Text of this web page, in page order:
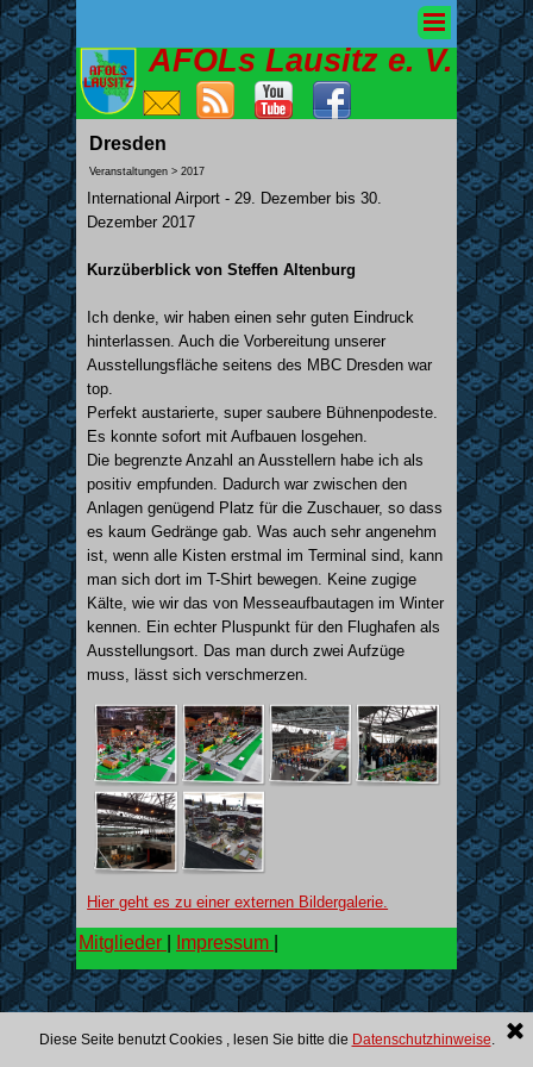
AFOLs Lausitz e. V.
Dresden
Veranstaltungen > 2017
International Airport -29. Dezember bis 30.
Dezember 2017
Kurzüberblick von Steffen Altenburg
Ich denke, wir haben einen sehr guten Eindruck
hinterlassen. Auch die Vorbereitung unserer
Ausstellungsfläche seitens des MBC Dresden war
top.
Perfekt austarierte, super saubere Bühnenpodeste.
Es konnte sofort mit Aufbauen losgehen.
Die begrenzte Anzahl an Ausstellern habe ich als
positiv empfunden. Dadurch war zwischen den
Anlagen genügend Platz für die Zuschauer, so dass
es kaum Gedränge gab. Was auch sehr angenehm
ist, wenn alle Kisten erstmal im Terminal sind, kann
man sich dort im T-Shirt bewegen. Keine zugige
Kälte, wie wir das von Messeaufbautagen im Winter
kennen. Ein echter Pluspunkt für den Flughafen als
Ausstellungsort. Das man durch zwei Aufzüge
muss, lässt sich verschmerzen.
Hier geht es zu einer externen Bildergalerie.
Mitglieder Impressum
Diese Seite benutzt Cookies , lesen Sie bitte die Datenschutzhinweise.